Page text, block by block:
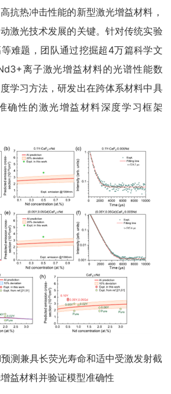
抗热冲击性能的新型激光增益材料，
激光技术发展的关键。针对传统实验
难题，团队通过挖掘超4万篇科学文
离子激光增益材料的光谱性能数
学习方法，研发出在跨体系材料中具
确性的激光增益材料深度学习框架
测兼具长荧光寿命和适中受激发射截
益材料并验证模型准确性